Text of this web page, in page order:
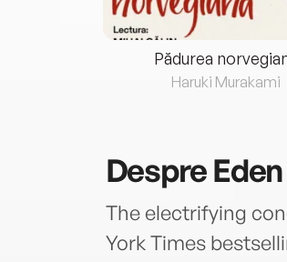
Pădurea
Haruki Murakami
Despre
The electrifying
York Times